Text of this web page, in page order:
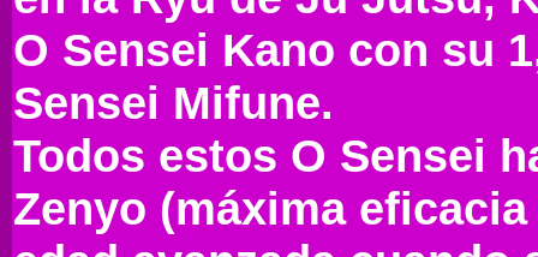
O Sensei Kano con su
Sensei Mifune.
Todos estos O Sensei
Zenyo (máxima